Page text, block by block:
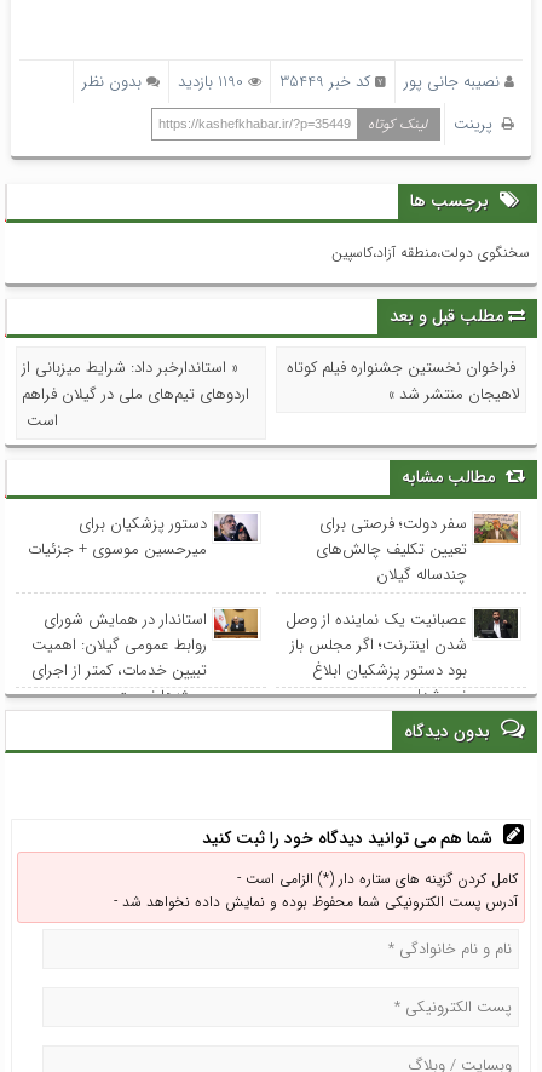
نصیبه جانی پور کد خبر 35449 1190 بازدید
بدون نظر
پرینت
لینک کوتاه https://kashefkhabar.ir/?p=35449
برچسب ها
سخنگوی دولت،منطقه آزاد،کاسپین
مطلب قبل و بعد
فراخوان نخستین جشنواره فیلم کوتاه
لاهیجان منتشر شد »
« استاندارخبر داد: شرایط میزبانی از
اردوهای تیم‌های ملی در گیلان فراهم
است
مطالب مشابه
سفر دولت؛ فرصتی برای
تعیین تکلیف چالش‌های
چندساله گیلان
دستور پزشکیان برای
میرحسین موسوی + جزئیات
عصبانیت یک نماینده از وصل
شدن اینترنت؛ اگر مجلس باز
بود دستور پزشکیان ابلاغ
نمی‌شد!
استاندار در همایش شورای
روابط عمومی‌ گیلان: اهمیت
تبیین خدمات، کمتر از اجرای
پروژه‌ها نیست
بدون دیدگاه
شما هم می توانید دیدگاه خود را ثبت کنید
کامل کردن گزینه های ستاره دار (*) الزامی است -
آدرس پست الکترونیکی شما محفوظ بوده و نمایش داده نخواهد شد -